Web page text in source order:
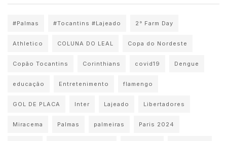
#Palmas #Tocantins #Lajeado 2° Farm Day
Athletico COLUNA DO LEAL Copa do Nordeste
Copão Tocantins Corinthians covid19 Dengue
educação Entretenimento flamengo
GOL DE PLACA Inter Lajeado Libertadores
Miracema Palmas palmeiras Paris 2024